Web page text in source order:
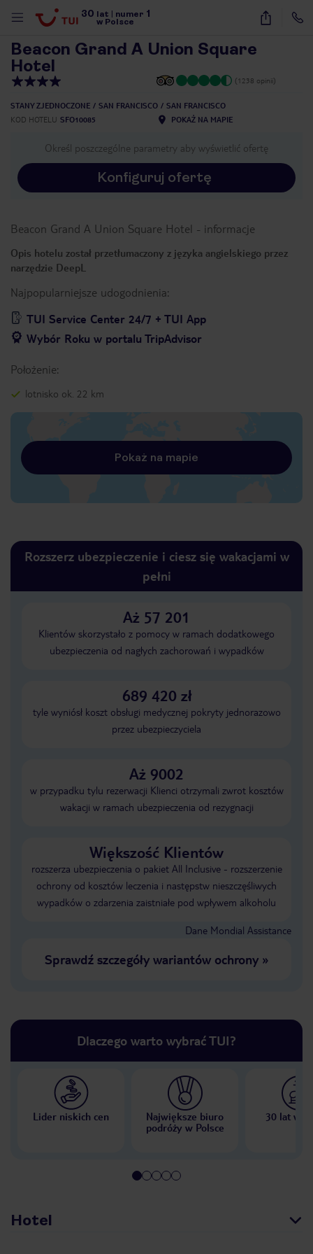
30 lat numer 1
w Polsce
28
Beacon Grand A Union Square
Hotel
(1238 opinii)
STANY ZJEDNOCZONE SAN FRANCISCO
SAN FRANCISCO
KOD HOTELU SFO10085 POKAŻ NA MAPIE
Określ poszczególne parametry aby wyświetlić ofertę
Konfiguruj ofertę
Beacon Grand A Union Square Hotel - informacje
Opis hotelu został przetłumaczony z języka angielskiego przez
narzędzie DeepL
Najpopularniejsze udogodnienia:
TUI Service Center 24/7 + TUI App
Wybór Roku w portalu TripAdvisor
Położenie:
lotnisko ok. 22 km
Pokaż na mapie
Rozszerz ubezpieczenie i ciesz się wakacjami w
pełni
Aż 57 201
Klientów skorzystało z pomocy w ramach dodatkowego
ubezpieczenia od nagłych zachorowań i wypadków
689 420 zł
tyle wyniósł koszt obsługi medycznej pokryty jednorazowo
przez ubezpieczyciela
Aż 9002
w przypadku tylu rezerwacji Klienci otrzymali zwrot kosztów
wakacji w ramach ubezpieczenia od rezygnacji
Większość Klientów
rozszerza ubezpieczenia o pakiet All Inclusive - rozszerzenie
ochrony od kosztów leczenia i następstw nieszczęśliwych
wypadków o zdarzenia zaistniałe pod wpływem alkoholu
Dane Mondial Assistance
Sprawdź szczegóły wariantów ochrony»
Dlaczego warto wybrać TUI?
Lider niskich cen
Największe biuro
podróży w Polsce
30 lat w
Hotel